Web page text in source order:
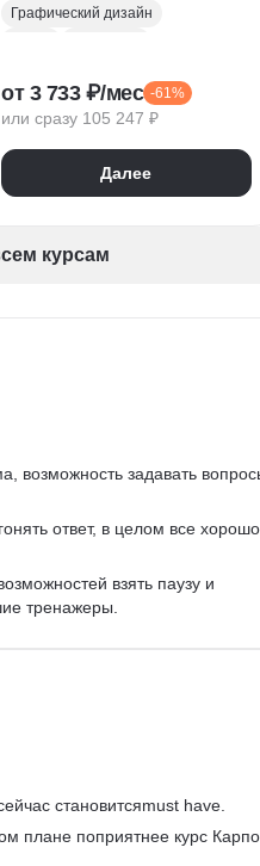
Графический дизайн
Типографика
Векторная графика
Дизайн баннеров
от 3 733 ₽/мес -61%
или сразу 105 247 ₽
Далее
курсам
возможность задавать
ответ, в целом все хорошо.
взять паузу и
тренажеры.
становитсяmust have.
плане поприятнее курс